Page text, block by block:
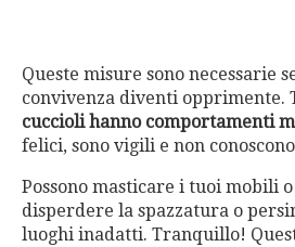
Queste misure sono necessarie
convivenza diventi opprimente.
cuccioli hanno comportamenti
felici, sono vigili e non
Possono masticare i tuoi mobili
disperdere la spazzatura o
luoghi inadatti. Tranquillo!